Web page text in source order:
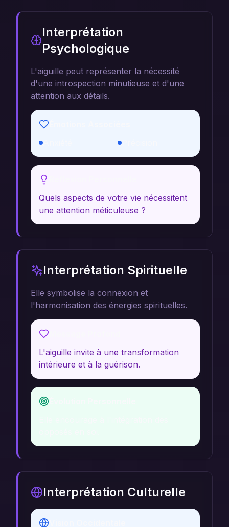
Interprétation
Psychologique
L'aiguille peut représenter la nécessité
d'une introspection minutieuse et d'une
attention aux détails.
Précision
Quels aspects de votre vie nécessitent
une attention méticuleuse ?
Interprétation Spirituelle
Elle symbolise la connexion et
l'harmonisation des énergies spirituelles.
L'aiguille invite à une transformation
intérieure et à la guérison.
Interprétation Culturelle